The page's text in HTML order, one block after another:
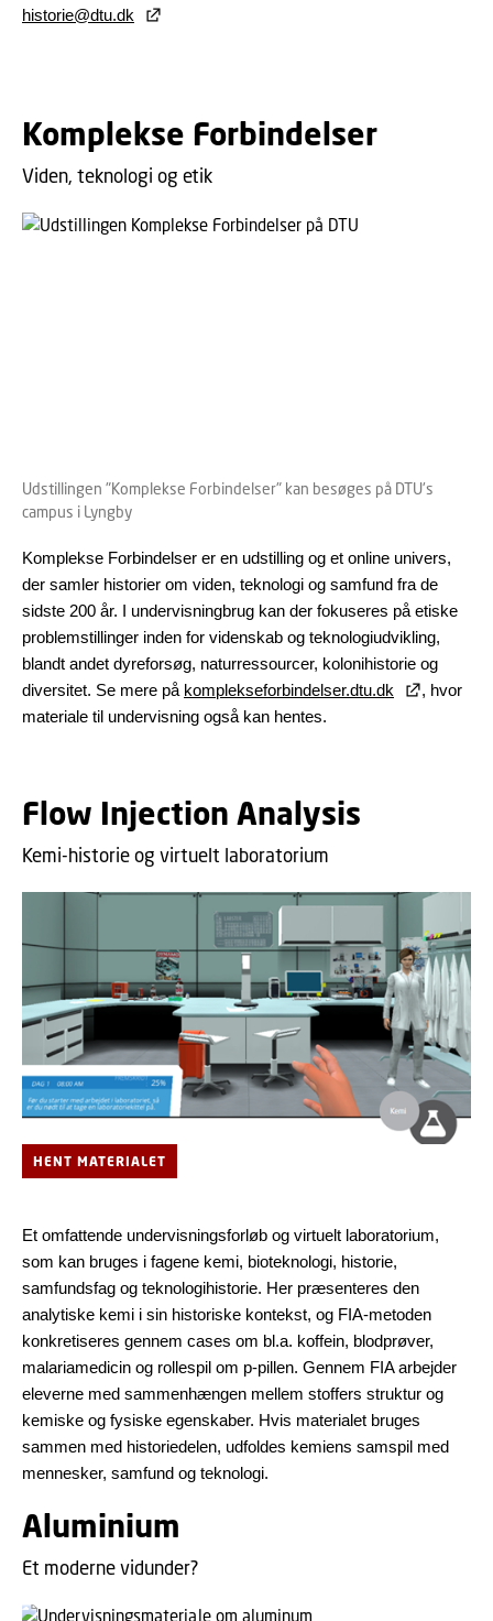
historie@dtu.dk
Komplekse Forbindelser
Viden, teknologi og etik
Udstillingen "Komplekse Forbindelser" kan besøges på DTU's
campus i Lyngby
Komplekse Forbindelser er en udstilling og et online univers,
der samler historier om viden, teknologi og samfund fra de
sidste 200 år. I undervisningbrug kan der fokuseres på etiske
problemstillinger inden for videnskab og teknologiudvikling,
blandt andet dyreforsøg, naturressourcer, kolonihistorie og
diversitet. Se mere på komplekseforbindelser.dtu.dk
, hvor
materiale til undervisning også kan hentes.
Flow Injection Analysis
Kemi-historie og virtuelt laboratorium
HENT MATERIALET
Et omfattende undervisningsforløb og virtuelt laboratorium,
som kan bruges i fagene kemi, bioteknologi, historie,
samfundsfag og teknologihistorie. Her præsenteres den
analytiske kemi i sin historiske kontekst, og FIA-metoden
konkretiseres gennem cases om bl.a. koffein, blodprøver,
malariamedicin og rollespil om p-pillen. Gennem FIA arbejder
eleverne med sammenhængen mellem stoffers struktur og
kemiske og fysiske egenskaber. Hvis materialet bruges
sammen med historiedelen, udfoldes kemiens samspil med
mennesker, samfund og teknologi.
Aluminium
Et moderne vidunder?